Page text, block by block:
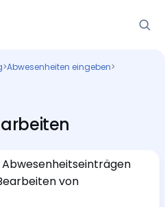
>Abwesenheiten eingeben>
von